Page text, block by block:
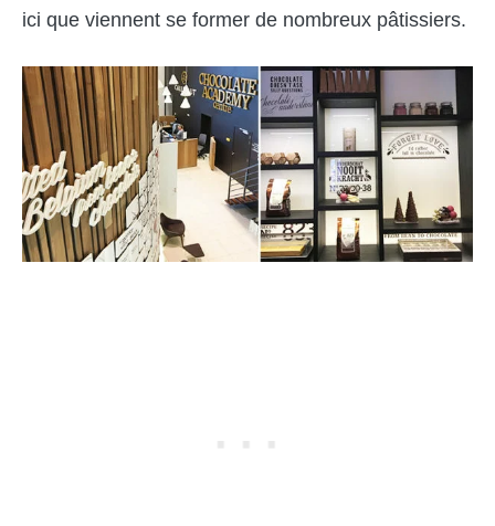
ici que viennent se former de nombreux pâtissiers.